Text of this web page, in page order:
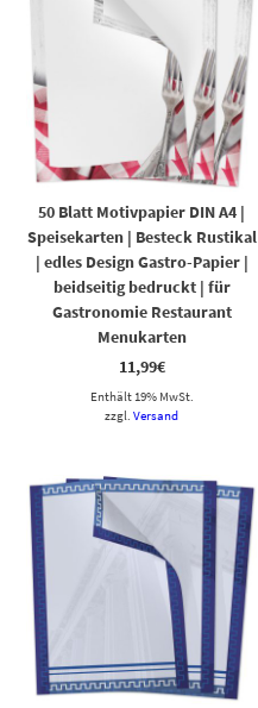
50 Blatt Motivpapier DIN A4 |
Speisekarten | Besteck Rustikal
| edles Design Gastro-Papier |
beidseitig bedruckt | für
Gastronomie Restaurant
Menukarten
11,99€
Enthält 19% MwSt.
zzgl.Versand